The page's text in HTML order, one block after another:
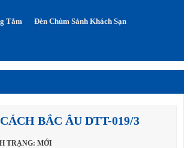
Tắm Đèn Chùm Sảnh Khách Sạn
BẮC ÂU DTT-019/3
TRẠNG: MỚI